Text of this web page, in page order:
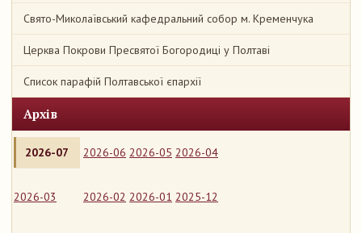
Свято-Миколаївський кафедральний собор м. Кременчука
Церква Покрови Пресвятої Богородиці у Полтаві
Список парафій Полтавської єпархії
Архів
2026-07 2026-06 2026-05 2026-04
2026-03 2026-02 2026-01 2025-12